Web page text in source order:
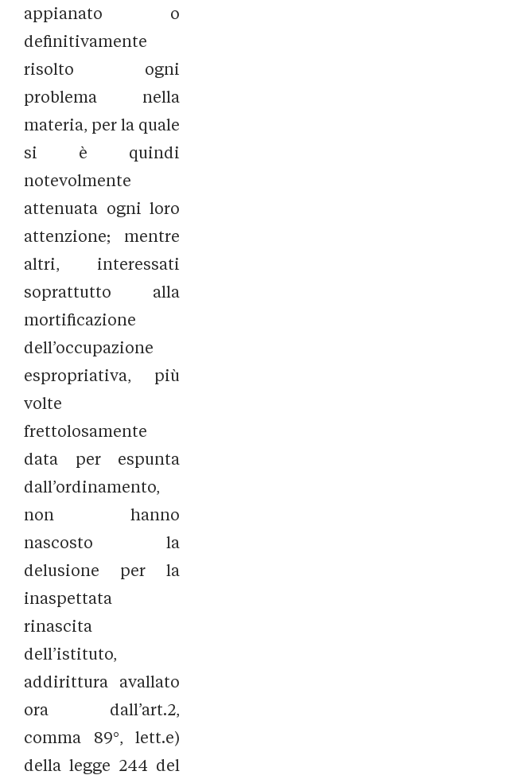
appianato o
definitivamente
risolto ogni
problema nella
materia, per la quale
si è quindi
notevolmente
attenuata ogni loro
attenzione; mentre
altri, interessati
soprattutto alla
mortificazione
dell’occupazione
espropriativa, più
volte
frettolosamente
data per espunta
dall’ordinamento,
non hanno
nascosto la
delusione per la
inaspettata
rinascita
dell’istituto,
addirittura avallato
ora dall’art.2,
comma 89°, lett.e)
della legge 244 del